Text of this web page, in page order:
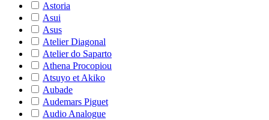
Astoria
Asui
Asus
Atelier Diagonal
Atelier do Saparto
Athena Procopiou
Atsuyo et Akiko
Aubade
Audemars Piguet
Audio Analogue